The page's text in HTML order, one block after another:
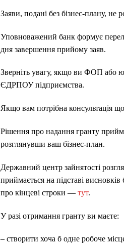
Заяви, подані без бізнес-плану, не
Уповноважений банк формує
дня завершення прийому заяв.
Зверніть увагу, якщо ви ФОП або
ЄДРПОУ підприємства.
Якщо вам потрібна консультація
Рішення про надання гранту
розглянувши ваш бізнес-план.
Державний центр зайнятості
приймається на підставі висновків
про кінцеві строки — тут.
У разі отримання гранту ви маєте:
– створити хоча б одне робоче